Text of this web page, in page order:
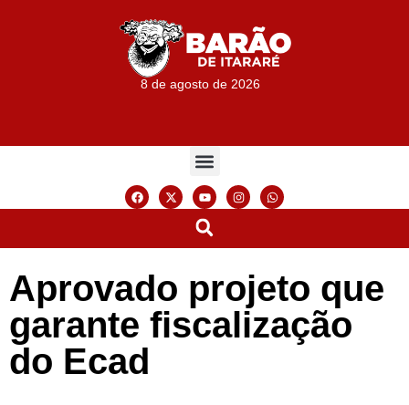
8 de agosto de 2026
Aprovado projeto que
garante fiscalização
do Ecad